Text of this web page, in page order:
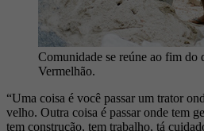
Comunidade se reúne ao fim do
Vermelhão.
“Uma coisa é você passar um trator
velho. Outra coisa é passar onde tem
tem construção, tem trabalho, tá